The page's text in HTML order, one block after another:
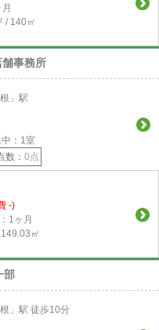
/ 140㎡
事務所
」駅
： 1室
数： 0点
-)
1ヶ月
㎡
部
」駅 徒歩10分